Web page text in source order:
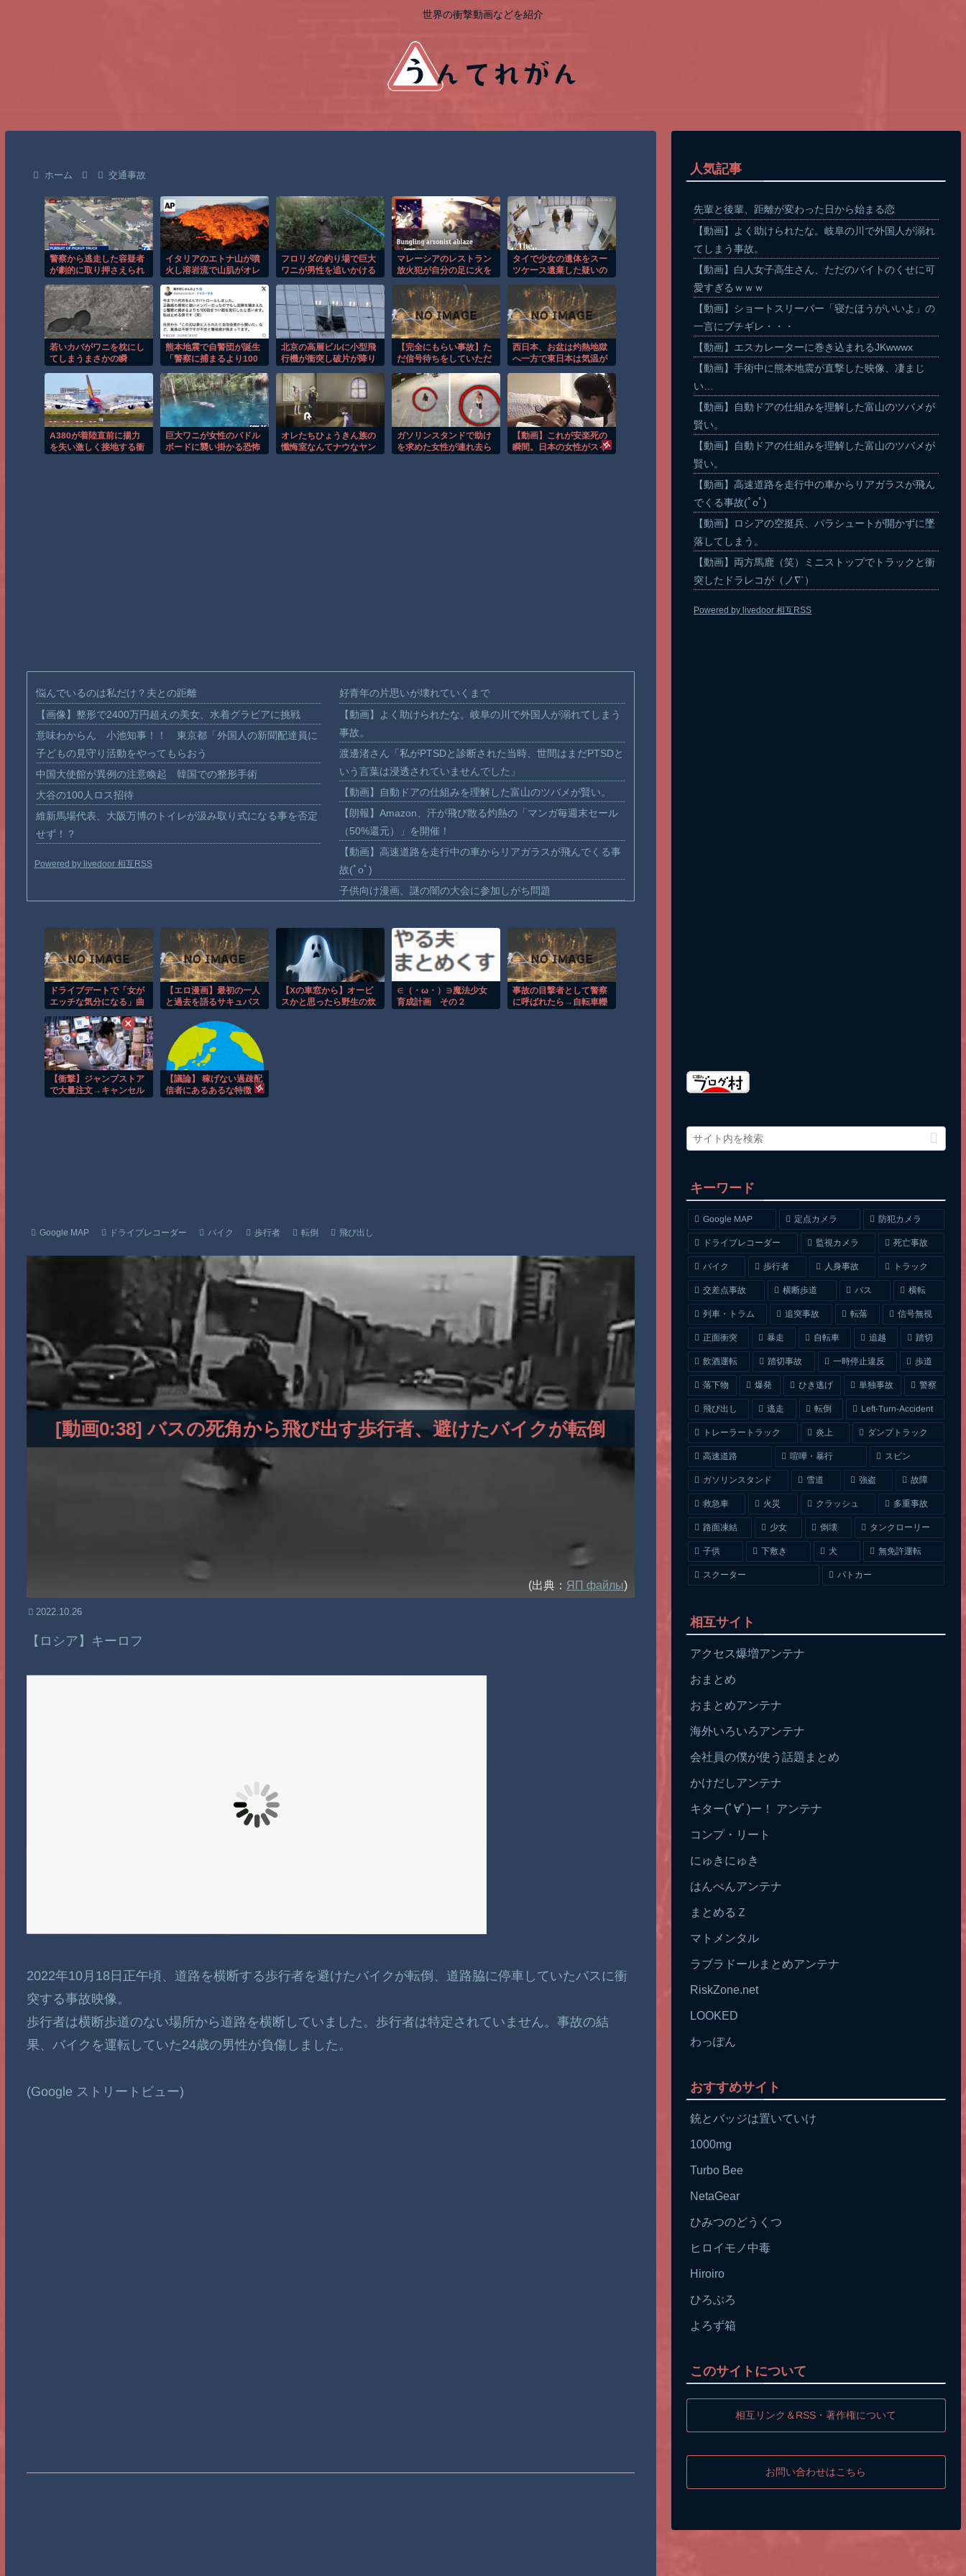
世界の衝撃動画などを紹介
ホーム 交通事故
警察から逃走した容疑者
が劇的に取り押さえられ
イタリアのエトナ山が噴
火し溶岩流で山肌がオレ
フロリダの釣り場で巨大
ワニが男性を追いかける
マレーシアのレストラン
放火犯が自分の足に火を
タイで少女の遺体をスー
ツケース遺棄した疑いの
若いカバがワニを枕にし
てしまうまさかの瞬
熊本地震で自警団が誕生
「警察に捕まるより100
（笑）」
北京の高層ビルに小型飛
行機が衝突し破片が降り
【完全にもらい事故】た
だ信号待ちをしていただ
られる!?
西日本、お盆は灼熱地獄
へ一方で東日本は気温が
A380が着陸直前に揚力
を失い激しく接地する衝
巨大ワニが女性のパドル
ボードに襲い掛かる恐怖
オレたちひょうきん族の
懺悔室なんてナウなヤン
ガソリンスタンドで助け
を求めた女性が連れ去ら
【動画】これが安楽死の
瞬間。日本の女性がスイ
悩んでいるのは私だけ？夫との距離
【画像】整形で2400万円超えの美女、水着グラビアに挑戦
意味わからん 小池知事！！ 東京都「外国人の新聞配達員に
子どもの見守り活動をやってもらおう
中国大使館が異例の注意喚起 韓国での整形手術
大谷の100人ロス招待
維新馬場代表、大阪万博のトイレが汲み取り式になる事を否定
せず！？
Powered by livedoor 相互RSS
好青年の片思いが壊れていくまで
【動画】よく助けられたな。岐阜の川で外国人が溺れてしまう
事故。
渡邊渚さん「私がPTSDと診断された当時、世間はまだPTSDと
いう言葉は浸透されていませんでした」
【動画】自動ドアの仕組みを理解した富山のツバメが賢い。
【朗報】Amazon、汗が飛び散る灼熱の「マンガ毎週末セール
（50%還元）」を開催！
【動画】高速道路を走行中の車からリアガラスが飛んでくる事
故(ﾟoﾟ)
子供向け漫画、謎の闇の大会に参加しがち問題
まう。
【動画】両方馬鹿（笑）ミニストップでトラックと衝突したド
ラレコが（ノ∇`）
【朗報】大人気漫画「GANTZ」がAmazonでなんと全巻100円
ｗｗｗｗｗｗ
ドライブデートで「女が
エッチな気分になる」曲
【エロ漫画】最初の一人
と過去を語るサキュバス
るも骨抜きにされる夜の
欲望になる話
【Xの車窓から】オービ
スかと思ったら野生の炊
∈（・ω・）∋魔法少女
育成計画 その２
事故の目撃者として警察
に呼ばれたら→自転車轢
【衝撃】ジャンプストア
で大量注文→キャンセル
【議論】 稼げない過疎配
信者にあるあるな特徴
Google MAP ドライブレコーダー バイク 歩行者 転倒 飛び出し
[動画0:38] バスの死角から飛び出す歩行者、避けたバイクが転倒
(出典： ЯП файлы)
2022.10.26
【ロシア】キーロフ
2022年10月18日正午頃、道路を横断する歩行者を避けたバイクが転倒、道路脇に停車していたバスに衝
突する事故映像。
歩行者は横断歩道のない場所から道路を横断していました。歩行者は特定されていません。事故の結
果、バイクを運転していた24歳の男性が負傷しました。
(Google ストリートビュー)
人気記事
先輩と後輩、距離が変わった日から始まる恋
【動画】よく助けられたな。岐阜の川で外国人が溺れ
てしまう事故。
【動画】白人女子高生さん、ただのバイトのくせに可
愛すぎるｗｗｗ
【動画】ショートスリーパー「寝たほうがいいよ」の
一言にブチギレ・・・
【動画】エスカレーターに巻き込まれるJKwwwx
【動画】手術中に熊本地震が直撃した映像、凄まじ
い…
【動画】自動ドアの仕組みを理解した富山のツバメが
賢い。
【動画】自動ドアの仕組みを理解した富山のツバメが
賢い。
【動画】高速道路を走行中の車からリアガラスが飛ん
でくる事故(ﾟoﾟ)
【動画】ロシアの空挺兵、パラシュートが開かずに墜
落してしまう。
【動画】両方馬鹿（笑）ミニストップでトラックと衝
突したドラレコが（ノ∇`）
Powered by livedoor 相互RSS
キーワード
Google MAP 定点カメラ 防犯カメラ
ドライブレコーダー 監視カメラ 死亡事故
バイク 歩行者 人身事故 トラック
交差点事故 横断歩道 バス 横転
列車・トラム 追突事故 転落 信号無視
正面衝突 暴走 自転車 追越 踏切
飲酒運転 踏切事故 一時停止違反 歩道
落下物 爆発 ひき逃げ 単独事故 警察
飛び出し 逃走 転倒 Left-Turn-Accident
トレーラートラック 炎上 ダンプトラック
高速道路 喧嘩・暴行 スピン
ガソリンスタンド 雪道 強盗 故障
救急車 火災 クラッシュ 多重事故
路面凍結 少女 倒壊 タンクローリー
子供 下敷き 犬 無免許運転
スクーター パトカー
相互サイト
アクセス爆増アンテナ
おまとめ
おまとめアンテナ
海外いろいろアンテナ
会社員の僕が使う話題まとめ
かけだしアンテナ
キター(ﾟ∀ﾟ)ー！ アンテナ
コンプ・リート
にゅきにゅき
はんぺんアンテナ
まとめるＺ
マトメンタル
ラブラドールまとめアンテナ
RiskZone.net
LOOKED
わっぽん
おすすめサイト
銃とバッジは置いていけ
1000mg
Turbo Bee
NetaGear
ひみつのどうくつ
ヒロイモノ中毒
Hiroiro
ひろぶろ
よろず箱
このサイトについて
相互リンク＆RSS・著作権について
お問い合わせはこちら